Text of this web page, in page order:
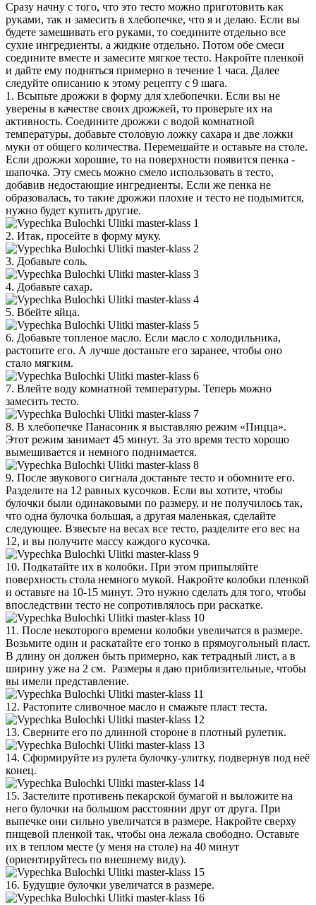
Сразу начну с того, что это тесто можно приготовить как
руками, так и замесить в хлебопечке, что я и делаю. Если вы
будете замешивать его руками, то соедините отдельно все
сухие ингредиенты, а жидкие отдельно. Потом обе смеси
соедините вместе и замесите мягкое тесто. Накройте пленкой
и дайте ему подняться примерно в течение 1 часа. Далее
следуйте описанию к этому рецепту с 9 шага.
1. Всыпьте дрожжи в форму для хлебопечки. Если вы не
уверены в качестве своих дрожжей, то проверьте их на
активность. Соедините дрожжи с водой комнатной
температуры, добавьте столовую ложку сахара и две ложки
муки от общего количества. Перемешайте и оставьте на столе.
Если дрожжи хорошие, то на поверхности появится пенка -
шапочка. Эту смесь можно смело использовать в тесто,
добавив недостающие ингредиенты. Если же пенка не
образовалась, то такие дрожжи плохие и тесто не подымится,
нужно будет купить другие.
2. Итак, просейте в форму муку.
3. Добавьте соль.
4. Добавьте сахар.
5. Вбейте яйца.
6. Добавьте топленое масло. Если масло с холодильника,
растопите его. А лучше достаньте его заранее, чтобы оно
стало мягким.
7. Влейте воду комнатной температуры. Теперь можно
замесить тесто.
8. В хлебопечке Панасоник я выставляю режим «Пицца».
Этот режим занимает 45 минут. За это время тесто хорошо
вымешивается и немного поднимается.
9. После звукового сигнала достаньте тесто и обомните его.
Разделите на 12 равных кусочков. Если вы хотите, чтобы
булочки были одинаковыми по размеру, и не получилось так,
что одна булочка большая, а другая маленькая, сделайте
следующее. Взвесьте на весах все тесто, разделите его вес на
12, и вы получите массу каждого кусочка.
10. Подкатайте их в колобки. При этом припыляйте
поверхность стола немного мукой. Накройте колобки пленкой
и оставьте на 10-15 минут. Это нужно сделать для того, чтобы
впоследствии тесто не сопротивлялось при раскатке.
11. После некоторого времени колобки увеличатся в размере.
Возьмите один и раскатайте его тонко в прямоугольный пласт.
В длину он должен быть примерно, как тетрадный лист, а в
ширину уже на 2 см. Размеры я даю приблизительные, чтобы
вы имели представление.
12. Растопите сливочное масло и смажьте пласт теста.
13. Сверните его по длинной стороне в плотный рулетик.
14. Сформируйте из рулета булочку-улитку, подвернув под неё
конец.
15. Застелите противень пекарской бумагой и выложите на
него булочки на большом расстоянии друг от друга. При
выпечке они сильно увеличатся в размере. Накройте сверху
пищевой пленкой так, чтобы она лежала свободно. Оставьте
их в теплом месте (у меня на столе) на 40 минут
(ориентируйтесь по внешнему виду).
16. Будущие булочки увеличатся в размере.